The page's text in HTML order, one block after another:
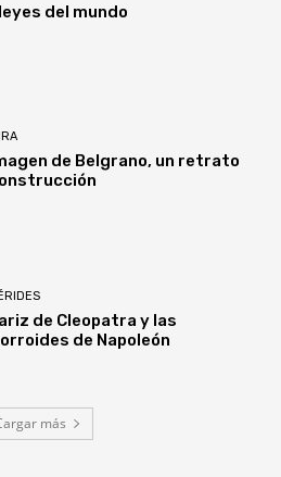
del mundo
de Belgrano, un retrato
de Cleopatra y las
de Napoleón
más